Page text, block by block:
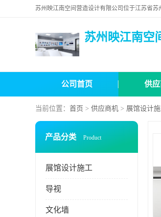
苏州映江南空
公司首页 供
当前位置： 首页 > 供应商机 > 展馆设计
产品分类 Product
展馆设计施工
导视
文化墙